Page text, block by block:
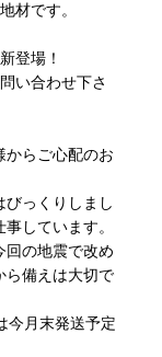
材です。
登場！
い合わせ下さ
からご心配のお
びっくりしまし
しています。
回の地震で改め
ら備えは大切で
今月末発送予定